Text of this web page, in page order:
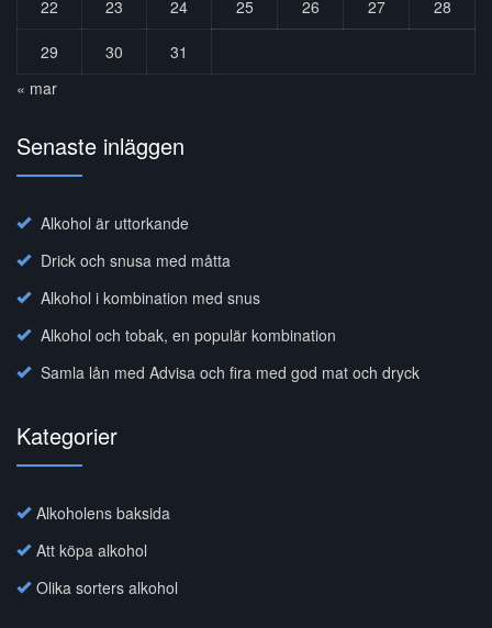
22 23 24 25 26 27 28
29 30
31
« mar
Senaste inläggen
Alkohol är uttorkande
Drick och snusa med måtta
Alkohol i kombination med snus
Alkohol och tobak, en populär kombination
Samla lån med Advisa och fira med god mat och dryck
Kategorier
Alkoholens baksida
Att köpa alkohol
Olika sorters alkohol